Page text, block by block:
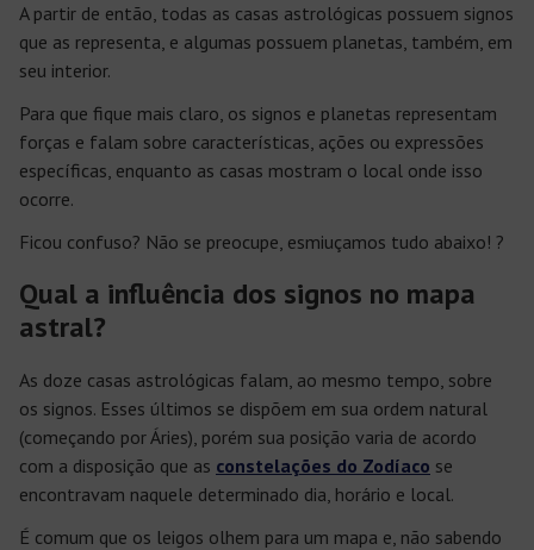
A partir de então, todas as casas astrológicas possuem signos
que as representa, e algumas possuem planetas, também, em
seu interior.
Para que fique mais claro, os signos e planetas representam
forças e falam sobre características, ações ou expressões
específicas, enquanto as casas mostram o local onde isso
ocorre.
Ficou confuso? Não se preocupe, esmiuçamos tudo abaixo! ?
Qual a influência dos signos no mapa
astral?
As doze casas astrológicas falam, ao mesmo tempo, sobre
os signos. Esses últimos se dispõem em sua ordem natural
(começando por Áries), porém sua posição varia de acordo
com a disposição que as constelações do Zodíaco se
encontravam naquele determinado dia, horário e local.
É comum que os leigos olhem para um mapa e, não sabendo